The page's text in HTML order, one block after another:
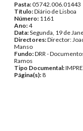
Pasta:05742.006.01443
Título:Diário de Lisboa
Número: 1161
Ano:4
Data:Segunda, 19 de
Directores:Director:
Manso
Fundo:DRR -
Ramos
Tipo Documental:
Página(s): 8